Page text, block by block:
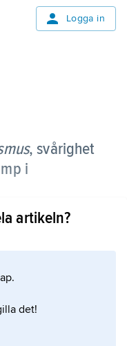
Logga in
, svårighet
i
stelkramp
inte
sker
artikeln?
det!